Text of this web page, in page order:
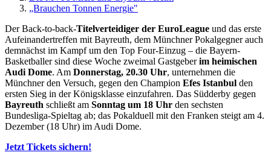
„Brauchen Tonnen Energie"
Der Back-to-back-Titelverteidiger der EuroLeague und das erste
Aufeinandertreffen mit Bayreuth, dem Münchner Pokalgegner auch
demnächst im Kampf um den Top Four-Einzug – die Bayern-
Basketballer sind diese Woche zweimal Gastgeberim heimischen
Audi Dome. Am Donnerstag, 20.30 Uhr, unternehmen die
Münchner den Versuch, gegen den Champion Efes Istanbul den
ersten Sieg in der Königsklasse einzufahren. Das Südderby gegen
Bayreuth schließt am Sonntag um 18 Uhr den sechsten
Bundesliga-Spieltag ab; das Pokalduell mit den Franken steigt am 4.
Dezember (18 Uhr) im Audi Dome.
Jetzt Tickets sichern!